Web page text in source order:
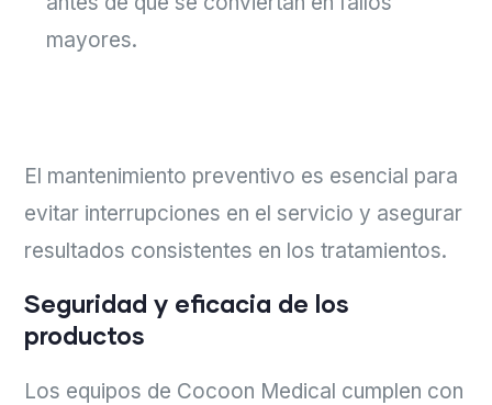
mayores.
El mantenimiento preventivo es esencial para
evitar interrupciones en el servicio y asegurar
resultados consistentes en los tratamientos.
Seguridad y eficacia de los
productos
Los equipos de Cocoon Medical cumplen con